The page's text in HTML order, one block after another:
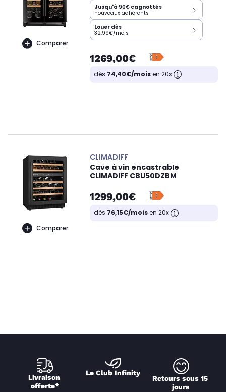
Comparer
Jusqu'à 90€ cagnottés
nouveaux adhérents
Louer dès
32,99€/mois
1269,00€
dès 74,40€/moisen 20x
Comparer
CLIMADIFF
Cave à vin encastrable
CLIMADIFF CBU50DZBM
1299,00€
dès 76,15€/moisen 20x
Livraison
offerte*
Le Club Infinity
Retours sous 15
jours